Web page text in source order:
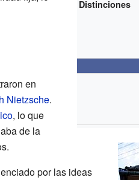
Distinciones
en
Nietzsche.
, lo que
de la
por las ideas